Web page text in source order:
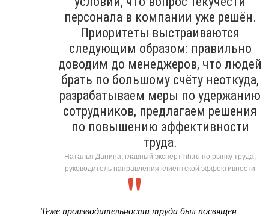
персонала в компании уже решён.
Приоритеты выстраиваются
следующим образом: правильно
доводим до менеджеров, что людей
брать по большому счёту неоткуда,
разрабатываем меры по удержанию
сотрудников, предлагаем решения
по повышению эффективности
труда.
Наталья Данина, главный эксперт hh.ru по рынку труда,
руководитель направления клиентской эффективности
Теме производительности труда был посвящен